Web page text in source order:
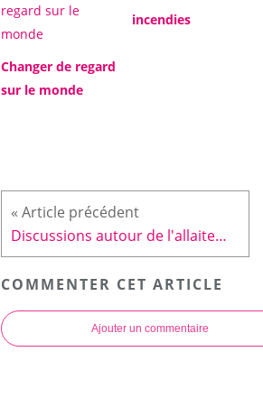
Changer de regard
sur le monde
incendies
Discussions autour de l'allaitement
COMMENTER CET ARTICLE
Ajouter un commentaire